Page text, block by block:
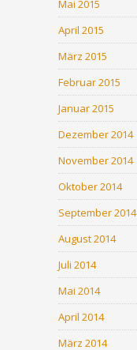
Mai 2015
April 2015
März 2015
Februar 2015
Januar 2015
Dezember 2014
November 2014
Oktober 2014
September 2014
August 2014
Juli 2014
Mai 2014
April 2014
März 2014